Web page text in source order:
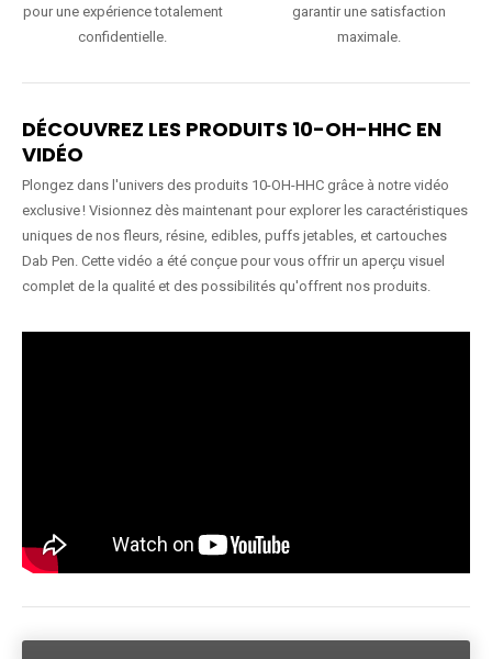
pour une expérience totalement
confidentielle.
garantir une satisfaction
maximale.
DÉCOUVREZ LES PRODUITS 10-OH-HHC EN
VIDÉO
Plongez dans l'univers des produits 10-OH-HHC grâce à notre vidéo
exclusive ! Visionnez dès maintenant pour explorer les caractéristiques
uniques de nos fleurs, résine, edibles, puffs jetables, et cartouches
Dab Pen. Cette vidéo a été conçue pour vous offrir un aperçu visuel
complet de la qualité et des possibilités qu'offrent nos produits.